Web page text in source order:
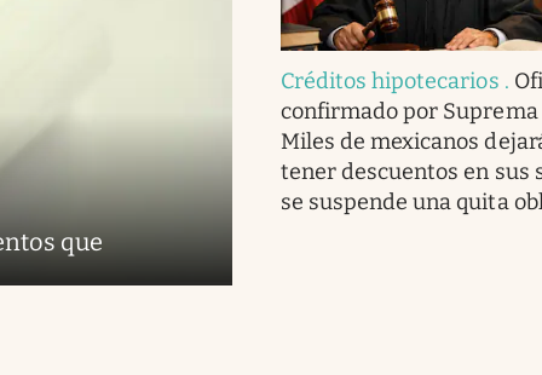
que
Créditos hipotecarios .
confirmado por Suprema
Miles de mexicanos
tener descuentos en sus
se suspende una quita